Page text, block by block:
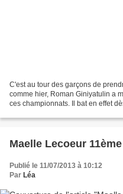
C'est au tour des garçons de
comme hier, Roman Giniyatulin a
ces championnats. Il bat en effet
Maelle Lecoeur
Publié le 11/07/2013 à 10:12
Par Léa